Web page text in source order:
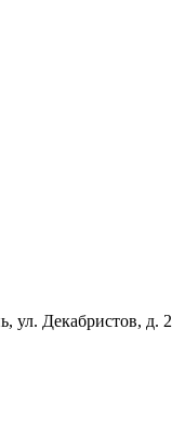
ул. Декабристов, д. 2